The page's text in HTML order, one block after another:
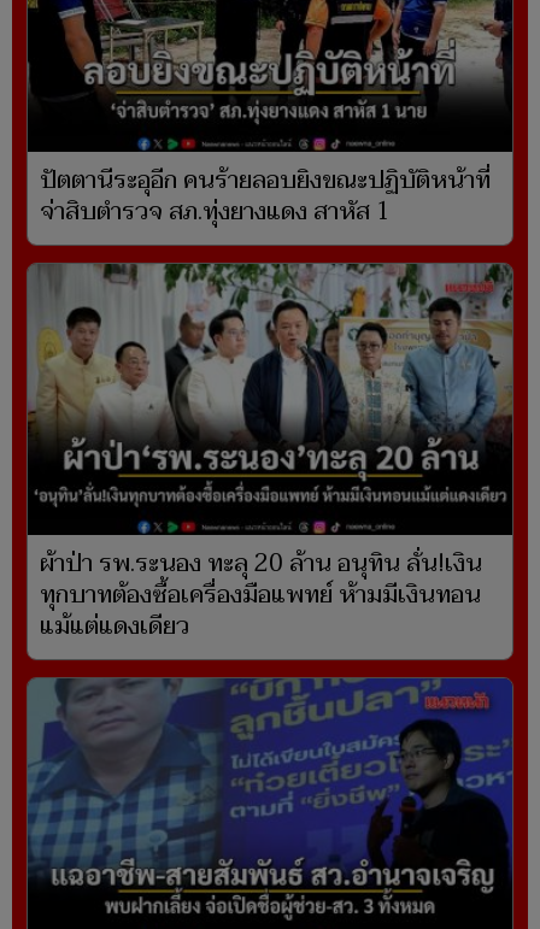
ปัตตานีระอุอีก คนร้ายลอบยิงขณะปฏิบัติหน้าที่
จ่าสิบตำรวจ สภ.ทุ่งยางแดง สาหัส 1
ผ้าป่า รพ.ระนอง ทะลุ 20 ล้าน อนุทิน ลั่น!เงิน
ทุกบาทต้องซื้อเครื่องมือแพทย์ ห้ามมีเงินทอน
แม้แต่แดงเดียว